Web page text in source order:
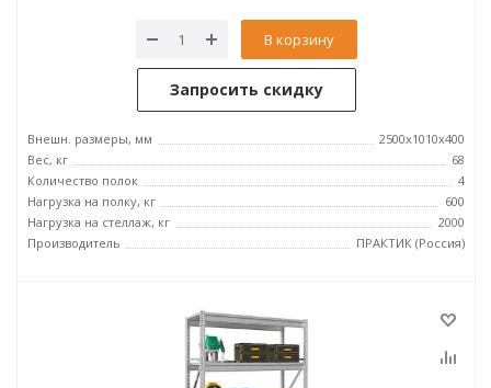
В корзину
Запросить скидку
Внешн. размеры, мм
2500x1010x400
Вес, кг
68
Количество полок
4
Нагрузка на полку, кг
600
Нагрузка на стеллаж, кг
2000
Производитель
ПРАКТИК (Россия)